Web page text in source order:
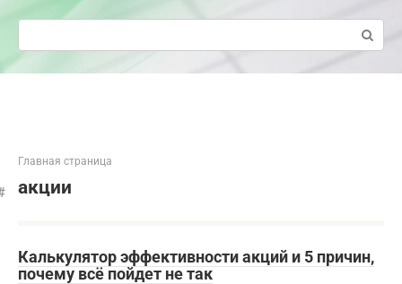
Поиск:
Главная страница
акции
Калькулятор эффективности акций и 5 причин,
почему всё пойдет не так